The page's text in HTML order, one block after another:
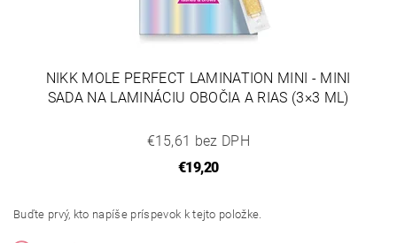
NIKK MOLE PERFECT LAMINATION MINI - MINI
SADA NA LAMINÁCIU OBOČIA A RIAS (3×3 ML)
€15,61 bez DPH
€19,20
Buďte prvý, kto napíše príspevok k tejto položke.